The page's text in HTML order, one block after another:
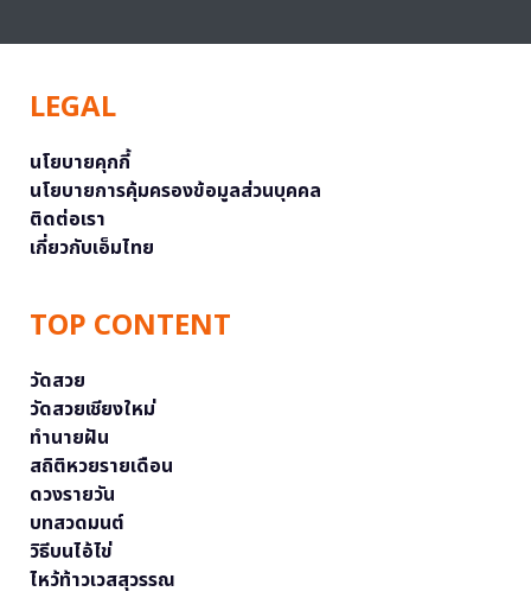
LEGAL
นโยบายคุกกี้
นโยบายการคุ้มครองข้อมูลส่วนบุคคล
ติดต่อเรา
เกี่ยวกับเอ็มไทย
TOP CONTENT
วัดสวย
วัดสวยเชียงใหม่
ทำนายฝัน
สถิติหวยรายเดือน
ดวงรายวัน
บทสวดมนต์
วิธีบนไอ้ไข่
ไหว้ท้าวเวสสุวรรณ